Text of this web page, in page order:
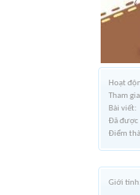
Hoạt
Tham
Bài viết:
Đã được
Điểm
Giới tính: